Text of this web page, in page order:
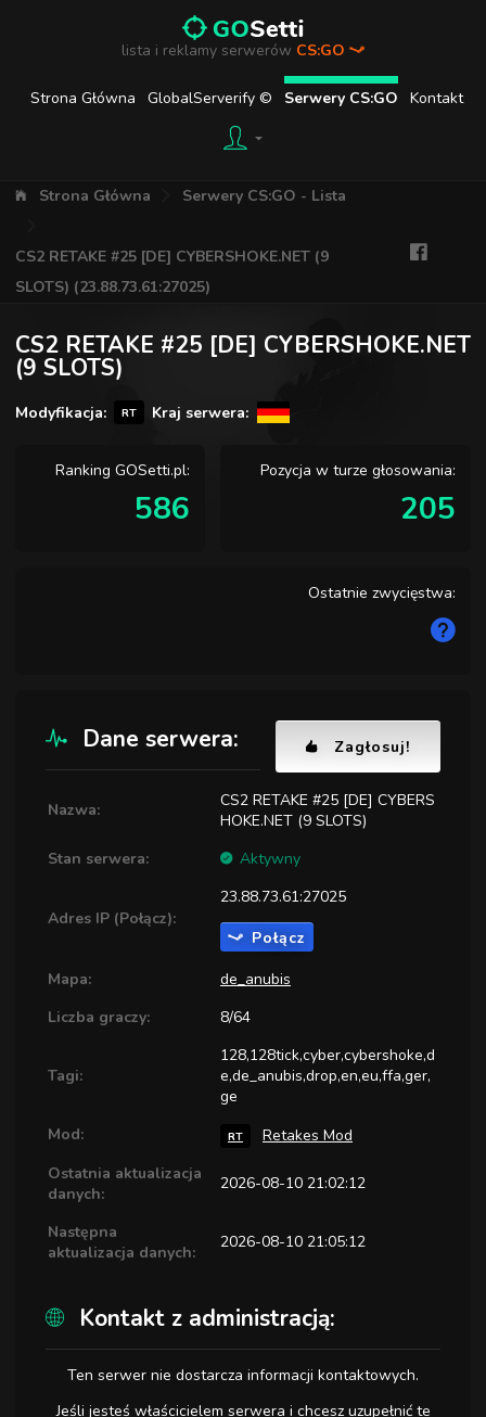
lista i reklamy serwerów CS:GO
Strona Główna GlobalServerify © Serwery CS:GO Kontakt
Strona Główna Serwery CS:GO - Lista
CS2 RETAKE #25 [DE] CYBERSHOKE.NET (9
SLOTS) (23.88.73.61:27025)
CS2 RETAKE #25 [DE] CYBERSHOKE.NET
(9 SLOTS)
Modyfikacja: RT Kraj serwera:
Ranking GOSetti.pl:
586
Pozycja w turze głosowania:
205
Ostatnie zwycięstwa:
Dane serwera: Zagłosuj!
Nazwa:
CS2 RETAKE #25 [DE] CYBERS
HOKE.NET (9 SLOTS)
Stan serwera:
Aktywny
Adres IP (Połącz):
23.88.73.61:27025
Połącz
Mapa:
de_anubis
Liczba graczy:
8/64
Tagi:
128,128tick,cyber,cybershoke,d
e,de_anubis,drop,en,eu,ffa,ger,
ge
Mod:
RT
Retakes Mod
Ostatnia aktualizacja
danych:
2026-08-10 21:02:12
Następna
aktualizacja danych:
2026-08-10 21:05:12
Kontakt z administracją:
Ten serwer nie dostarcza informacji kontaktowych.
Jeśli jesteś właścicielem serwera i chcesz uzupełnić te